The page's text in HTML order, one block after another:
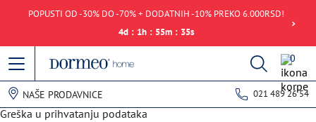
POPUSTI OD -30% DO -70% + DODATNIH -10% PREKO 6.000RSD!
4d : 1h : 55m : 35s
0
NAŠE PRODAVNICE 021 489 26 54
Greška u prihvatanju podataka